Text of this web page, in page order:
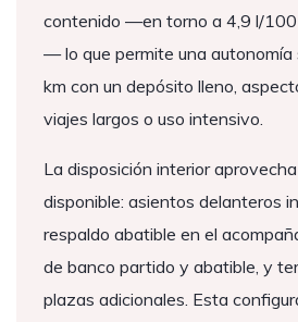
contenido —en torno a 4,9 l/100
— lo que permite una autonomía
km con un depósito lleno,
viajes largos o uso intensivo.
La disposición interior
disponible: asientos delanteros
respaldo abatible en el
de banco partido y abatible, y
plazas adicionales. Esta